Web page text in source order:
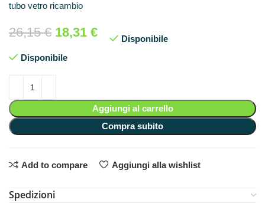
tubo vetro ricambio
26,15€ 18,31 €
Disponibile
Disponibile
Aggiungi al carrello
Compra subito
Add to compare Aggiungi alla wishlist
Spedizioni